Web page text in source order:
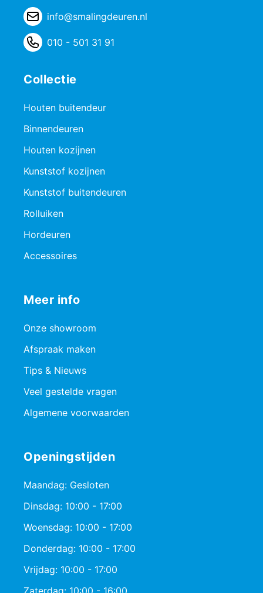
info@smalingdeuren.nl
010 - 501 31 91
Collectie
Houten buitendeur
Binnendeuren
Houten kozijnen
Kunststof kozijnen
Kunststof buitendeuren
Rolluiken
Hordeuren
Accessoires
Meer info
Onze showroom
Afspraak maken
Tips & Nieuws
Veel gestelde vragen
Algemene voorwaarden
Openingstijden
Maandag: Gesloten
Dinsdag: 10:00 - 17:00
Woensdag: 10:00 - 17:00
Donderdag: 10:00 - 17:00
Vrijdag: 10:00 - 17:00